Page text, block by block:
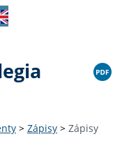
> Zápisy > Zápisy